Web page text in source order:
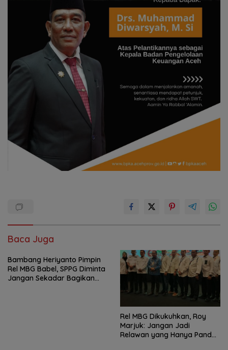
Baca Juga
Bambang Heriyanto Pimpin
Rel MBG Babel, SPPG Diminta
Jangan Sekadar Bagikan
Rel MBG Dikukuhkan, Roy
Marjuk: Jangan Jadi
Relawan yang Hanya Pandai